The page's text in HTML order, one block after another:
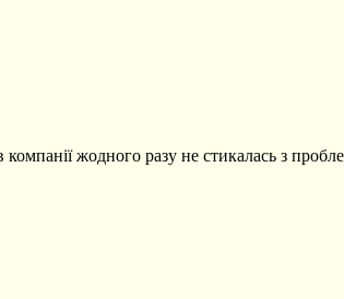
жодного разу не стикалась з